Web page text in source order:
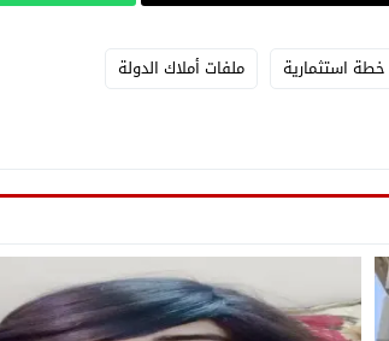
خطة استثمارية
ملفات أملاك الدولة